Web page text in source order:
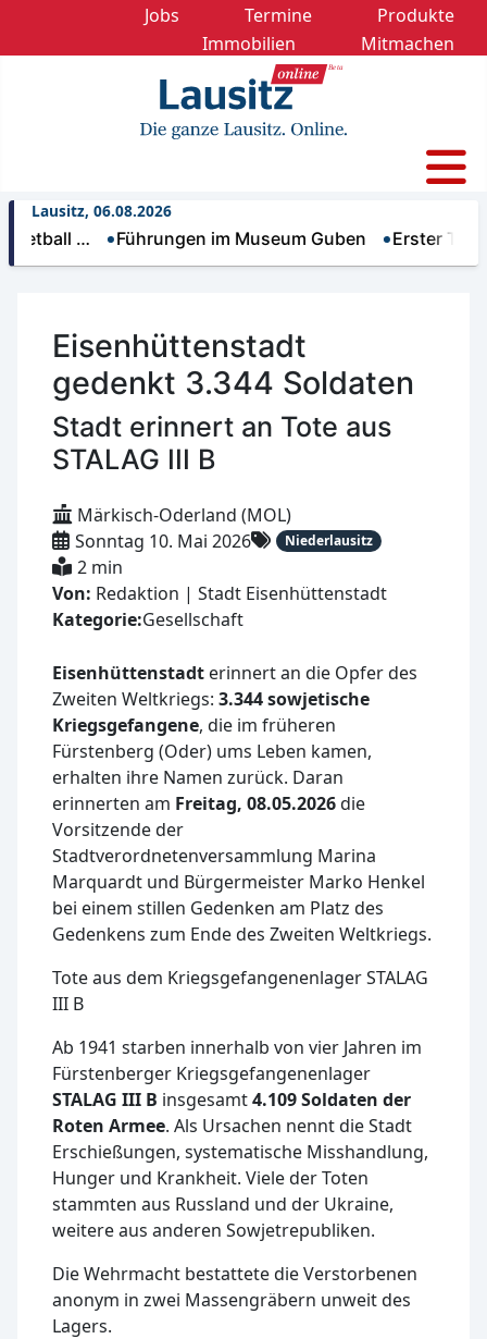
Jobs Termine
Produkte
Immobilien
Mitmachen
Lausitz, 06.08.2026
… Führungen im Museum Guben Erster
Eisenhüttenstadt
gedenkt 3.344 Soldaten
Stadt erinnert an Tote aus
STALAG III B
Märkisch-Oderland (MOL)
Sonntag 10. Mai 2026
Niederlausitz
2 min
Von: Redaktion | Stadt Eisenhüttenstadt
Kategorie:Gesellschaft
Eisenhüttenstadt erinnert an die Opfer des
Zweiten Weltkriegs: 3.344 sowjetische
Kriegsgefangene, die im früheren
Fürstenberg (Oder) ums Leben kamen,
erhalten ihre Namen zurück. Daran
erinnerten am Freitag, 08.05.2026die
Vorsitzende der
Stadtverordnetenversammlung Marina
Marquardt und Bürgermeister Marko Henkel
bei einem stillen Gedenken am Platz des
Gedenkens zum Ende des Zweiten Weltkriegs.
Tote aus dem Kriegsgefangenenlager STALAG
III B
Ab 1941 starben innerhalb von vier Jahren im
Fürstenberger Kriegsgefangenenlager
STALAG III B insgesamt4.109 Soldaten der
Roten Armee. Als Ursachen nennt die Stadt
Erschießungen, systematische Misshandlung,
Hunger und Krankheit. Viele der Toten
stammten aus Russland und der Ukraine,
weitere aus anderen Sowjetrepubliken.
Die Wehrmacht bestattete die Verstorbenen
anonym in zwei Massengräbern unweit des
Lagers.